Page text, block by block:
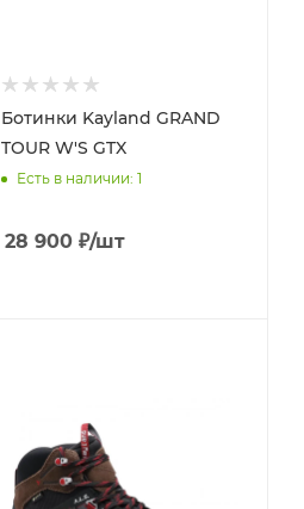
Ботинки Kayland GRAND
TOUR W'S GTX
Есть в наличии: 1
28 900₽/шт